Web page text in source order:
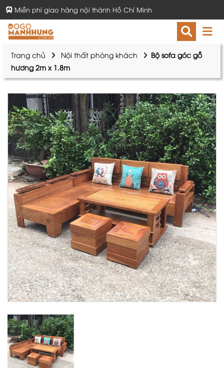
Miễn phí giao hàng nội thành Hồ Chí Minh
Trang chủ Nội thất phòng khách
Bộ sofa góc gỗ
hương 2m x 1.8m